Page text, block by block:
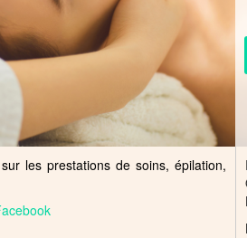
les prestations de soins, épilation,